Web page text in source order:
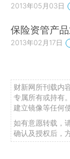
2013年05月03日
保险资管产
2013年02月17日
财新网所刊载内
专属所有或持有
建立镜像等任何
如有意愿转载，
确认及授权后，